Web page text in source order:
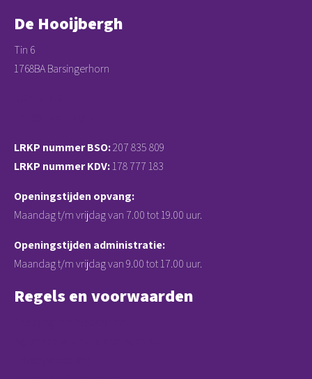
De Hooijbergh
Tin 6
1768BA Barsingerhorn
LRKP nummer BSO:207 835 809
LRKP nummer KDV:178 777 183
Openingstijden opvang:
Maandag t/m vrijdag van 7.00 tot 19.00 uur.
Openingstijden administratie:
Maandag t/m vrijdag van 9.00 tot 17.00 uur.
Regels en voorwaarden